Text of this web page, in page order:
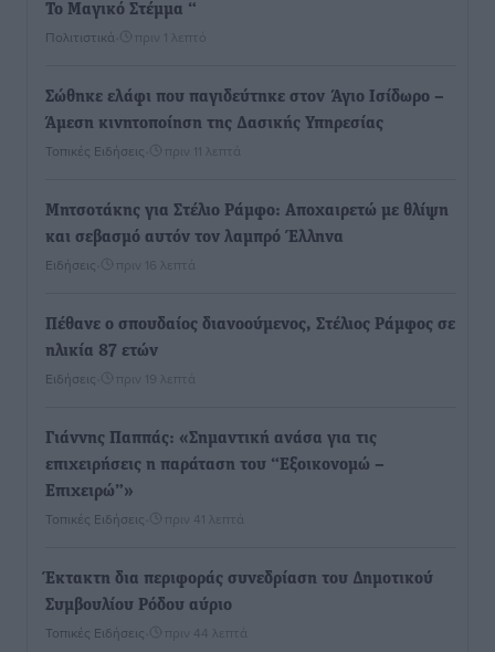
Το Μαγικό Στέμμα “
Πολιτιστικά πριν 1 λεπτό
Σώθηκε ελάφι που παγιδεύτηκε στον Άγιο Ισίδωρο –
Άμεση κινητοποίηση της Δασικής Υπηρεσίας
Τοπικές Ειδήσεις πριν 11 λεπτά
Μητσοτάκης για Στέλιο Ράμφο: Αποχαιρετώ με θλίψη
και σεβασμό αυτόν τον λαμπρό Έλληνα
Ειδήσεις πριν 16 λεπτά
Πέθανε ο σπουδαίος διανοούμενος, Στέλιος Ράμφος σε
ηλικία 87 ετών
Ειδήσεις πριν 19 λεπτά
Γιάννης Παππάς: «Σημαντική ανάσα για τις
επιχειρήσεις η παράταση του “Εξοικονομώ –
Επιχειρώ”»
Τοπικές Ειδήσεις πριν 41 λεπτά
Έκτακτη δια περιφοράς συνεδρίαση του Δημοτικού
Συμβουλίου Ρόδου αύριο
Τοπικές Ειδήσεις πριν 44 λεπτά